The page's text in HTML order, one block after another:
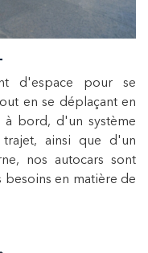
d'espace pour se
en se déplaçant en
à bord, d'un système
ainsi que d'un
nos autocars sont
en matière de